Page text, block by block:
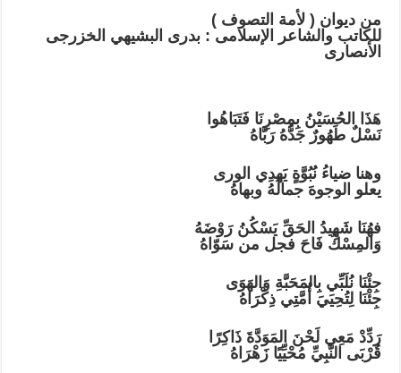
من ديوان ( لأمة التصوف )
للكاتب والشاعر الإسلامى : بدرى البشيهي الخزرجى
الأنصارى
هَذَا الحُسَيْنُ بِمِصْرِنَا فَتَبَاهُوا
نَسْلٌ طَهُورٌ جَدُّهُ رَبَّاهُ
وهنا ضياءُ نُبُوَّةٍ يَهدِي الورى
يعلو الوجوهَ جمالُهُ وبهاهُ
فهُنَا شَهِيدُ الحَقِّ يَسْكُنُ رَوْضَهُ
وَالمِسْكُ فَاحَ فجل من سَوّاهُ
جِئْنَا نُلَبِّي بِالمَحَبَّةِ وَالهَوَى
جِئْنَا لِتُحِيَيَ أُمَّتِي ذِكْرَاهُ
رَدِّدْ مَعِي لَحْنَ المَوَدَّةَ ذَاكِرًا
قُرْبَى النَّبِيِّ مُحْيِّيًا زَهْرَاهُ